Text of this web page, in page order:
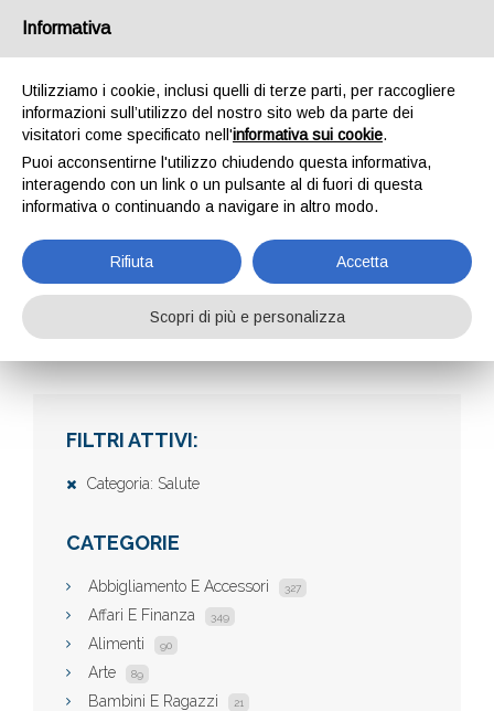
AZIENDE
Aziende
FILTRI ATTIVI:
Categoria: Salute
CATEGORIE
Abbigliamento E Accessori 327
Affari E Finanza 349
Alimenti 90
Arte 89
Bambini E Ragazzi 21
Informativa
Utilizziamo i cookie, inclusi quelli di terze parti, per raccogliere
informazioni sull’utilizzo del nostro sito web da parte dei
visitatori come specificato nell'informativa sui cookie.
Puoi acconsentirne l'utilizzo chiudendo questa informativa,
interagendo con un link o un pulsante al di fuori di questa
informativa o continuando a navigare in altro modo.
Rifiuta Accetta
Scopri di più e personalizza